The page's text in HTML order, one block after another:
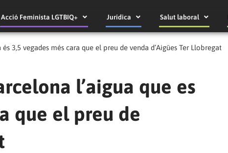
Acció Feminista LGTBIQ+ Jurídica Salut laboral
3,5 vegades més cara que el preu de venda d’Aigües Ter Llobregat
l’aigua que es
que el preu de